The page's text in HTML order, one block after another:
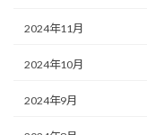
2024年11月
2024年10月
2024年9月